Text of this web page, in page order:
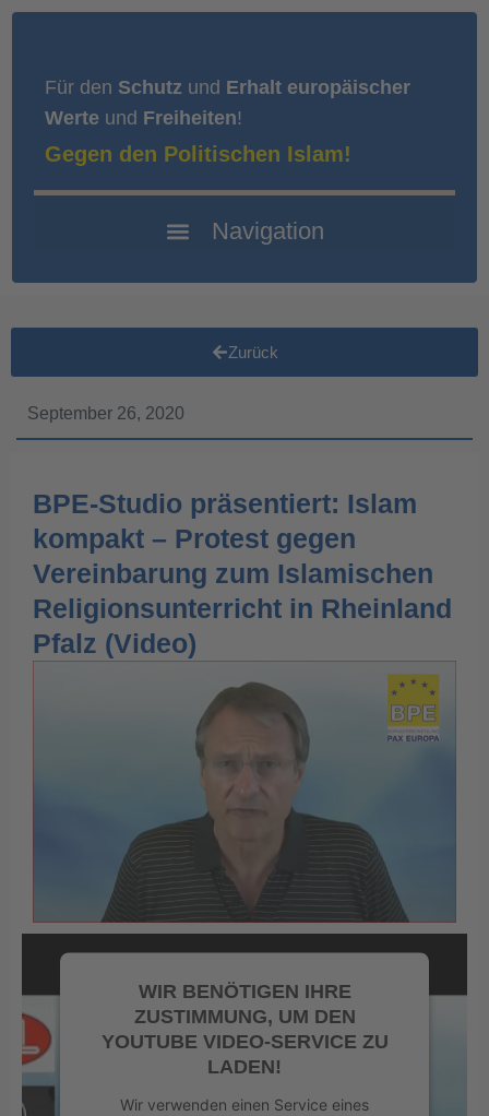
Für den Schutz und Erhalt europäischer
Werte und Freiheiten!
Gegen den Politischen Islam!
Zurück
September 26, 2020
BPE-Studio präsentiert: Islam
kompakt – Protest gegen
Vereinbarung zum Islamischen
Religionsunterricht in Rheinland
Pfalz (Video)
WIR BENÖTIGEN IHRE
ZUSTIMMUNG, UM DEN
YOUTUBE VIDEO-SERVICE ZU
LADEN!
Wir verwenden einen Service eines